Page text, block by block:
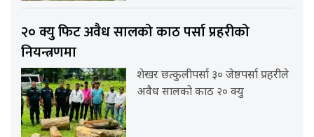
२० क्यु फिट अवैध सालको काठ पर्सा प्रहरीको
नियन्त्रणमा
शेखर छत्कुलीपर्सा ३० जेष्ठपर्सा प्रहरीले
अवैध सालको काठ २० क्यु